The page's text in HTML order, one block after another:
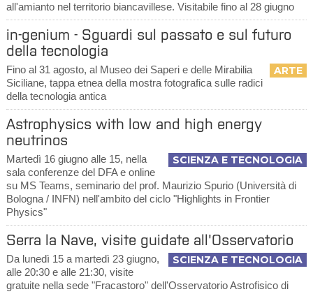
all'amianto nel territorio biancavillese. Visitabile fino al 28 giugno
in-genium - Sguardi sul passato e sul futuro
della tecnologia
ARTE
Fino al 31 agosto, al Museo dei Saperi e delle Mirabilia
Siciliane, tappa etnea della mostra fotografica sulle radici
della tecnologia antica
Astrophysics with low and high energy
neutrinos
SCIENZA E TECNOLOGIA
Martedì 16 giugno alle 15, nella
sala conferenze del DFA e online
su MS Teams, seminario del prof. Maurizio Spurio (Università di
Bologna / INFN) nell'ambito del ciclo "Highlights in Frontier
Physics"
Serra la Nave, visite guidate all'Osservatorio
SCIENZA E TECNOLOGIA
Da lunedì 15 a martedì 23 giugno,
alle 20:30 e alle 21:30, visite
gratuite nella sede "Fracastoro" dell'Osservatorio Astrofisico di